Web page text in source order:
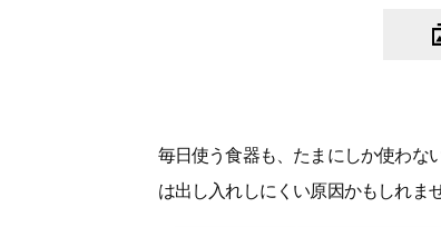
毎日使う食器も、たまにしか使わ
は出し入れしにくい原因かもしれませ